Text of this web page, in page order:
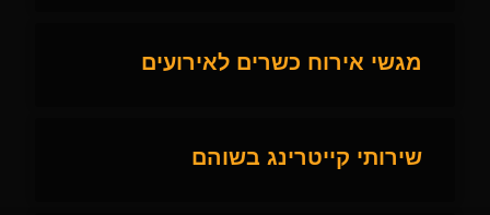
מגשי אירוח כשרים לאירועים
שירותי קייטרינג בשוהם